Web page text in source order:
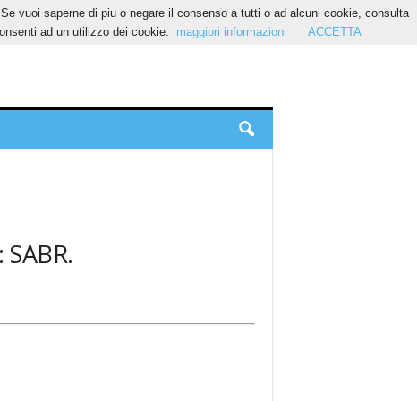
vuoi saperne di piu o negare il consenso a tutti o ad alcuni cookie, consulta
ad un utilizzo dei cookie.
maggiori informazioni ACCETTA